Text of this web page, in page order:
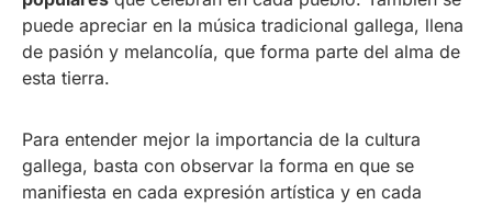
puede apreciar en la música tradicional gallega, llena
de pasión y melancolía, que forma parte del alma de
esta tierra.
Para entender mejor la importancia de la cultura
gallega, basta con observar la forma en que se
manifiesta en cada expresión artística y en cada